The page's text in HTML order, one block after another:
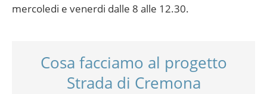
mercoledi e venerdi dalle 8 alle 12.30.
Cosa facciamo al progetto
Strada di Cremona